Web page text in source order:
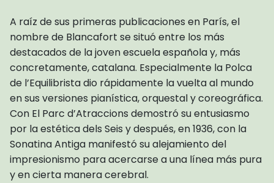
A raíz de sus primeras publicaciones en París, el
nombre de Blancafort se situó entre los más
destacados de la joven escuela española y, más
concretamente, catalana. Especialmente la Polca
de l’Equilibrista dio rápidamente la vuelta al mundo
en sus versiones pianística, orquestal y coreográfica.
Con El Parc d’Atraccions demostró su entusiasmo
por la estética dels Seis y después, en 1936, con la
Sonatina Antiga manifestó su alejamiento del
impresionismo para acercarse a una línea más pura
y en cierta manera cerebral.